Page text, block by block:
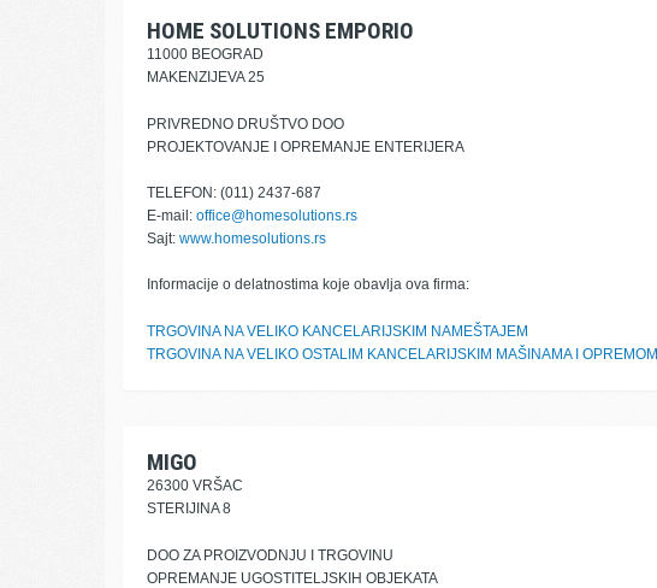
HOME SOLUTIONS EMPORIO
11000 BEOGRAD
MAKENZIJEVA 25
PRIVREDNO DRUŠTVO DOO
PROJEKTOVANJE I OPREMANJE ENTERIJERA
TELEFON: (011) 2437-687
E-mail: office@homesolutions.rs
Sajt: www.homesolutions.rs
Informacije o delatnostima koje obavlja ova firma:
TRGOVINA NA VELIKO KANCELARIJSKIM NAMEŠTAJEM
TRGOVINA NA VELIKO OSTALIM KANCELARIJSKIM MAŠINAMA I OPREMOM
MIGO
26300 VRŠAC
STERIJINA 8
DOO ZA PROIZVODNJU I TRGOVINU
OPREMANJE UGOSTITELJSKIH OBJEKATA